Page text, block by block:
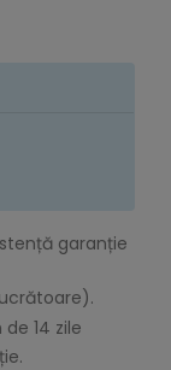
garanție
14 zile